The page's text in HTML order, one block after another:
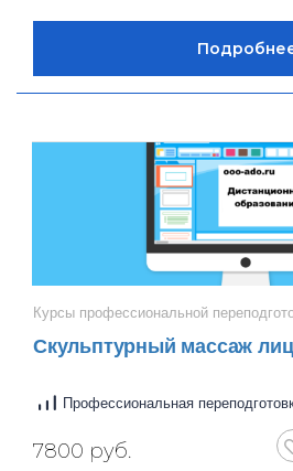
Курсы профессиональной
Скульптурный массаж
Профессиональная
7800 руб.